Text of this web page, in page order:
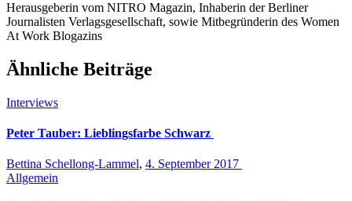
Herausgeberin vom NITRO Magazin, Inhaberin der Berliner
Journalisten Verlagsgesellschaft, sowie Mitbegründerin des Women
At Work Blogazins
Ähnliche Beiträge
Interviews
Peter Tauber: Lieblingsfarbe Schwarz
Bettina Schellong-Lammel, 4. September 2017
Allgemein